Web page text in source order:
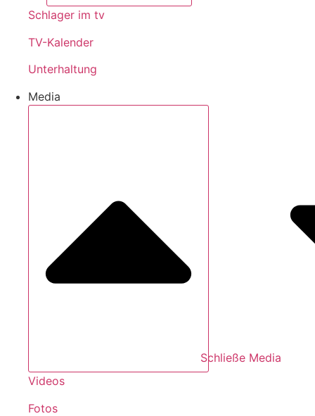
Schlager im tv
TV-Kalender
Unterhaltung
Media
Schließe Media
Videos
Fotos